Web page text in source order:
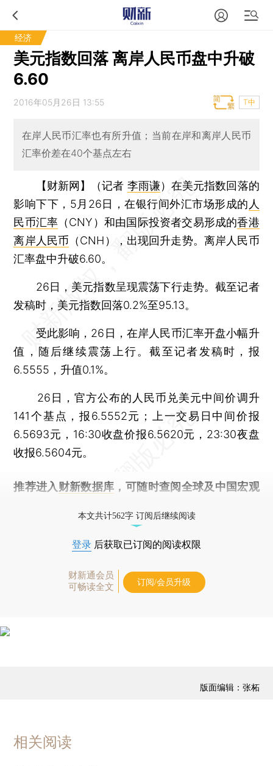
经济
美元指数回落 离岸人民币盘中升破
6.60
2016年05月26日 13:55 T中
在岸人民币汇率也有所升值；当前在岸和离岸人民币
汇率价差在40个基点左右
【财新网】（记者 李雨谦） 在美元指数回落的
影响下下，5月26日，在银行间外汇市场形成的 人
民币汇率 （CNY）和由国际投资者交易形成的香港
离岸人民币 （CNH），出现回升走势。离岸人民币
汇率盘中升破6.60。
26日，美元指数呈现震荡下行走势。截至记者
发稿时，美元指数回落0.2%至95.13。
受此影响，26日，在岸人民币汇率开盘小幅升
值，随后继续震荡上行。截至记者发稿时，报
6.5555，升值0.1%。
26日，官方公布的人民币兑美元中间价调升
141个基点，报6.5552元；上一交易日中间价报
6.5693元，16:30收盘价报6.5620元，23:30夜盘
收报6.5604元。
推荐进入 财新数据库 ，可随时查阅全球及中国宏观
本文共计562字 订阅后继续阅读
登录 后获取已订阅的阅读权限
财新通会员
可畅读全文
订阅/会员升级
版面编辑：张柘
相关阅读